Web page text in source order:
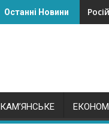
Останні Новини
КАМ’ЯНСЬКЕ